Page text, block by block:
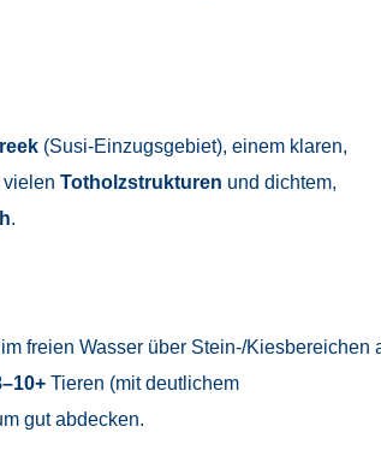
(Susi-Einzugsgebiet), einem klaren,
vielen Totholzstrukturen und dichtem,
.
freien Wasser über Stein-/Kiesbereichen
Tieren (mit deutlichem
gut abdecken.